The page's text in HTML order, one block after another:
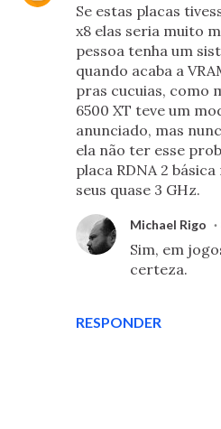
Se estas placas
x8 elas seria muito
pessoa tenha um
quando acaba a
pras cucuias, como
6500 XT teve um
anunciado, mas
ela não ter esse
placa RDNA 2
seus quase 3 GHz.
RESPONDER
Michael Rigo
Sim, em
certeza.